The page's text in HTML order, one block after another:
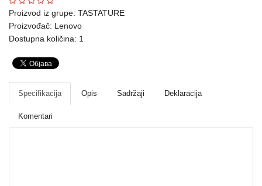
tehnika
Telefoni
oprema
Mrežna
oprema
Proizvod iz grupe: TASTATURE
Proizvođač: Lenovo
Dostupna količina: 1
Specifikacija Opis Sadržaji Deklaracija
Komentari